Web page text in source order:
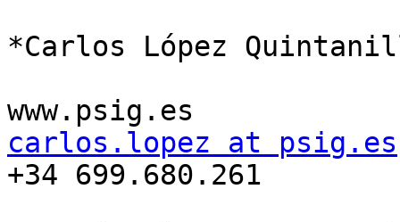
*Carlos López
carlos.lopez at psig.es
+34 699.680.261